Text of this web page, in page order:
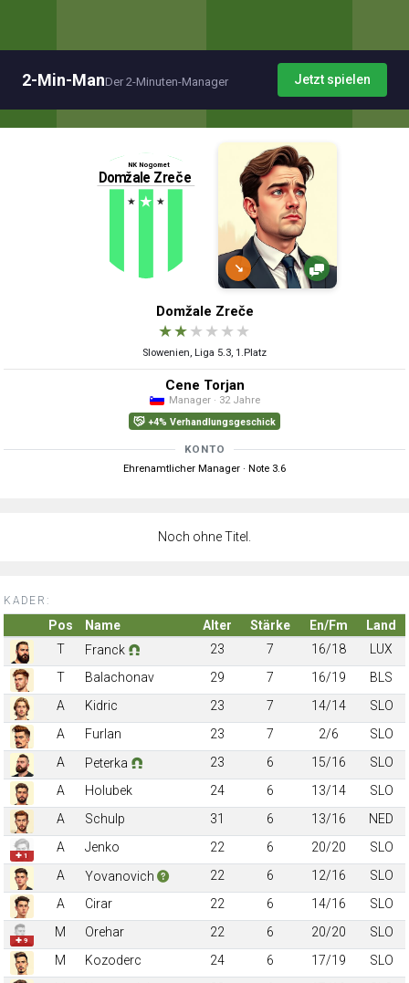
2-Min-ManDer 2-Minuten-Manager Jetzt spielen
↘
Domžale Zreče
★★★ ★ ★ ★
Slowenien, Liga 5.3, 1.Platz
Cene Torjan
Manager · 32 Jahre
+4% Verhandlungsgeschick
KONTO
Ehrenamtlicher Manager · Note 3.6
Noch ohne Titel.
KADER:
Pos Name Alter Stärke En/Fm
Land
T
Franck 23 7 16/18
LUX
T
Balachonav 29 7 16/19
BLS
A
Kidric 23 7 14/14
SLO
A
Furlan 23 7 2/6
SLO
A
Peterka 23 6 15/16
SLO
A
Holubek 24 6 13/14
SLO
A
Schulp 31 6 13/16 NED
✚ 1
A Jenko 22 6 20/20
SLO
A
Yovanovich 22 6 12/16
SLO
A
Cirar 22 6 14/16 SLO
✚ 9
M Orehar 22 6 20/20
SLO
M
Kozoderc 24 6 17/19
SLO